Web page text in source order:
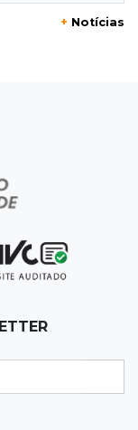
o nome
de acesso
é com pôr
+ Notícias